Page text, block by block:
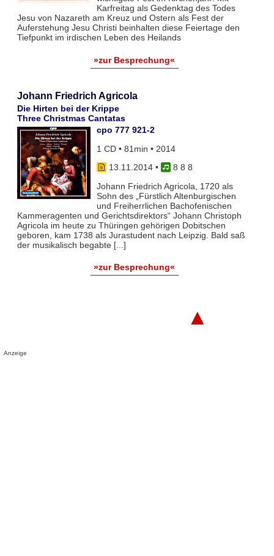
Karfreitag als Gedenktag des Todes
Jesu von Nazareth am Kreuz und Ostern als Fest der
Auferstehung Jesu Christi beinhalten diese Feiertage den
Tiefpunkt im irdischen Leben des Heilands
»zur Besprechung«
Johann Friedrich Agricola
Die Hirten bei der Krippe
Three Christmas Cantatas
cpo 777 921-2
1 CD • 81min • 2014
13.11.2014•
8 8 8
Johann Friedrich Agricola, 1720 als
Sohn des „Fürstlich Altenburgischen
und Freiherrlichen Bachofenischen
Kammeragenten und Gerichtsdirektors“ Johann Christoph
Agricola im heute zu Thüringen gehörigen Dobitschen
geboren, kam 1738 als Jurastudent nach Leipzig. Bald saß
der musikalisch begabte [...]
»zur Besprechung«
▲
Anzeige